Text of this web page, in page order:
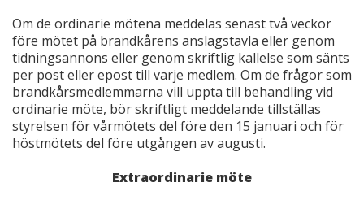
Om de ordinarie mötena meddelas senast två veckor
före mötet på brandkårens anslagstavla eller genom
tidningsannons eller genom skriftlig kallelse som sänts
per post eller epost till varje medlem. Om de frågor som
brandkårsmedlemmarna vill uppta till behandling vid
ordinarie möte, bör skriftligt meddelande tillställas
styrelsen för vårmötets del före den 15 januari och för
höstmötets del före utgången av augusti.
Extraordinarie möte